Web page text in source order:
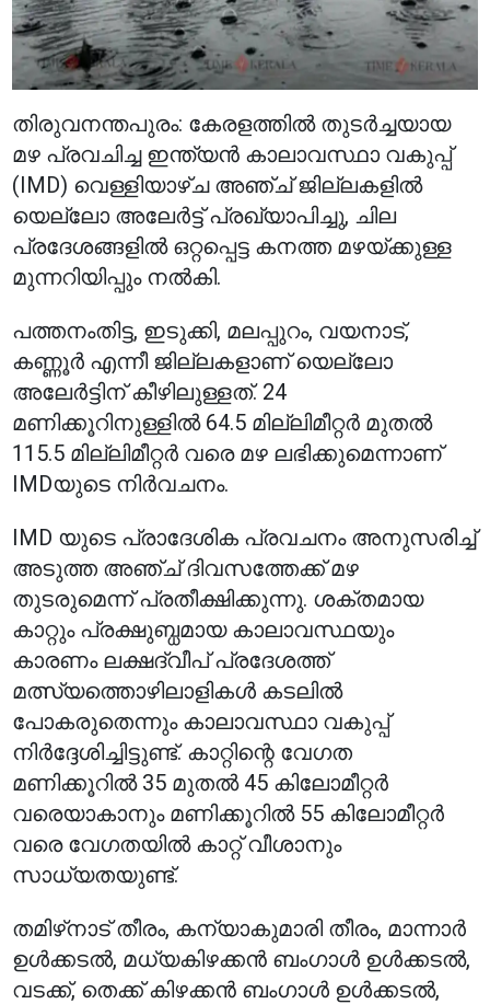
തിരുവനന്തപുരം: കേരളത്തിൽ തുടർച്ചയായ
മഴ പ്രവചിച്ച ഇന്ത്യൻ കാലാവസ്ഥാ വകുപ്പ്
(IMD) വെള്ളിയാഴ്ച അഞ്ച് ജില്ലകളിൽ
യെല്ലോ അലേർട്ട് പ്രഖ്യാപിച്ചു, ചില
പ്രദേശങ്ങളിൽ ഒറ്റപ്പെട്ട കനത്ത മഴയ്ക്കുള്ള
മുന്നറിയിപ്പും നൽകി.
പത്തനംതിട്ട, ഇടുക്കി, മലപ്പുറം, വയനാട്,
കണ്ണൂർ എന്നീ ജില്ലകളാണ് യെല്ലോ
അലേർട്ടിന് കീഴിലുള്ളത്. 24
മണിക്കൂറിനുള്ളിൽ 64.5 മില്ലിമീറ്റർ മുതൽ
115.5 മില്ലിമീറ്റർ വരെ മഴ ലഭിക്കുമെന്നാണ്
IMDയുടെ നിർവചനം.
IMD യുടെ പ്രാദേശിക പ്രവചനം അനുസരിച്ച്
അടുത്ത അഞ്ച് ദിവസത്തേക്ക് മഴ
തുടരുമെന്ന് പ്രതീക്ഷിക്കുന്നു. ശക്തമായ
കാറ്റും പ്രക്ഷുബ്ധമായ കാലാവസ്ഥയും
കാരണം ലക്ഷദ്വീപ് പ്രദേശത്ത്
മത്സ്യത്തൊഴിലാളികൾ കടലിൽ
പോകരുതെന്നും കാലാവസ്ഥാ വകുപ്പ്
നിർദ്ദേശിച്ചിട്ടുണ്ട്. കാറ്റിന്റെ വേഗത
മണിക്കൂറിൽ 35 മുതൽ 45 കിലോമീറ്റർ
വരെയാകാനും മണിക്കൂറിൽ 55 കിലോമീറ്റർ
വരെ വേഗതയിൽ കാറ്റ് വീശാനും
സാധ്യതയുണ്ട്.
തമിഴ്‌നാട് തീരം, കന്യാകുമാരി തീരം, മാന്നാർ
ഉൾക്കടൽ, മധ്യകിഴക്കൻ ബംഗാൾ ഉൾക്കടൽ,
വടക്ക്, തെക്ക് കിഴക്കൻ ബംഗാൾ ഉൾക്കടൽ,